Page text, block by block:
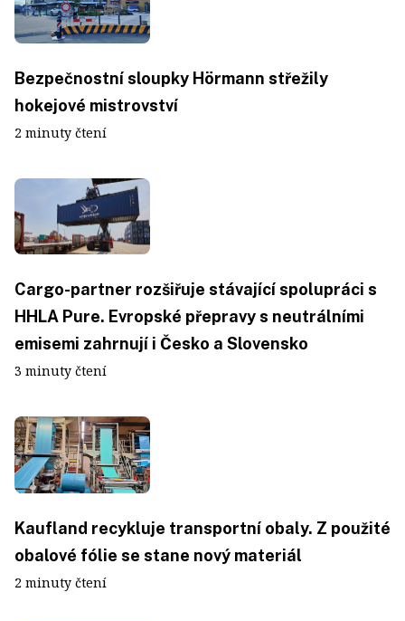
Bezpečnostní sloupky Hörmann střežily
hokejové mistrovství
2 minuty čtení
Cargo-partner rozšiřuje stávající spolupráci s
HHLA Pure. Evropské přepravy s neutrálními
emisemi zahrnují i Česko a Slovensko
3 minuty čtení
Kaufland recykluje transportní obaly. Z použité
obalové fólie se stane nový materiál
2 minuty čtení